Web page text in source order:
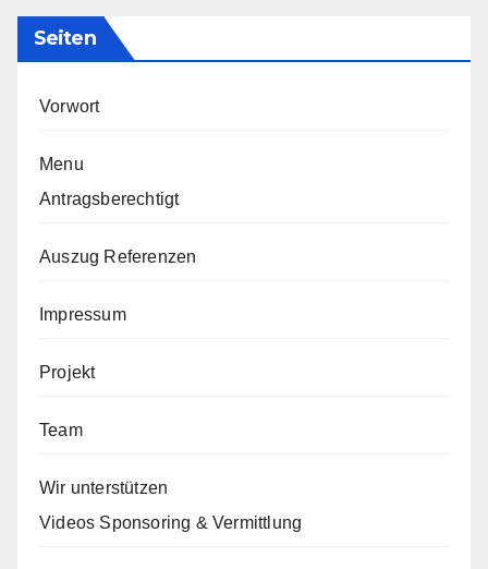
Seiten
Vorwort
Menu
Antragsberechtigt
Auszug Referenzen
Impressum
Projekt
Team
Wir unterstützen
Videos Sponsoring & Vermittlung